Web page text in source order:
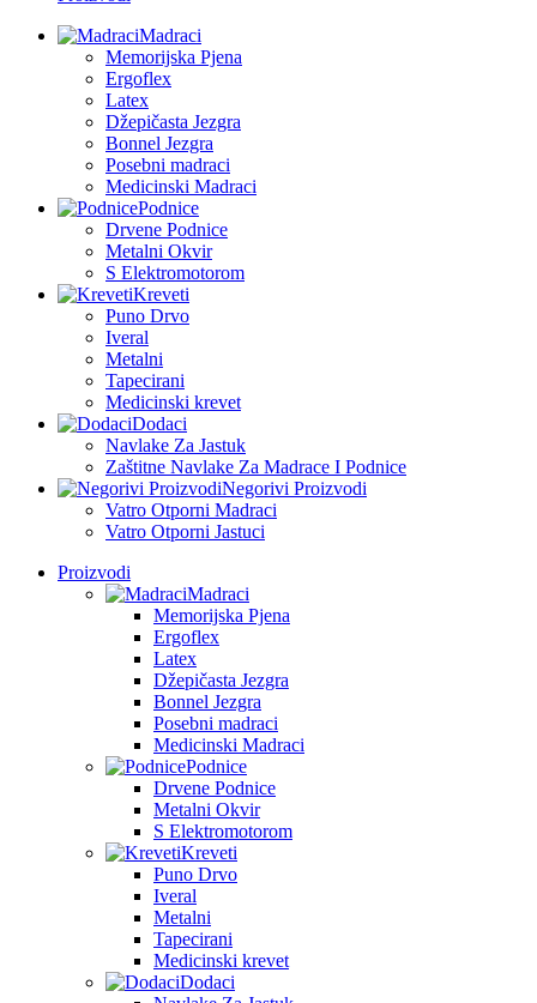
Madraci
Memorijska Pjena
Ergoflex
Latex
Džepičasta Jezgra
Bonnel Jezgra
Posebni madraci
Medicinski Madraci
Podnice
Drvene Podnice
Metalni Okvir
S Elektromotorom
Kreveti
Puno Drvo
Iveral
Metalni
Tapecirani
Medicinski krevet
Dodaci
Navlake Za Jastuk
Zaštitne Navlake Za Madrace I Podnice
Negorivi Proizvodi
Vatro Otporni Madraci
Vatro Otporni Jastuci
Proizvodi
Madraci
Memorijska Pjena
Ergoflex
Latex
Džepičasta Jezgra
Bonnel Jezgra
Posebni madraci
Medicinski Madraci
Podnice
Drvene Podnice
Metalni Okvir
S Elektromotorom
Kreveti
Puno Drvo
Iveral
Metalni
Tapecirani
Medicinski krevet
Dodaci